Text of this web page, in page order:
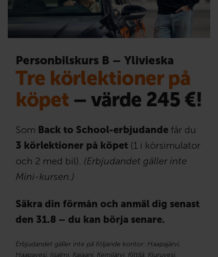
Personbilskurs B – Ylivieska
Tre körlektioner på
köpet – värde 245 €!
Som Back to School-erbjudande får du
3 körlektioner på köpet (1 i körsimulator
och 2 med bil). (Erbjudandet gäller inte
Mini-kursen.)
Säkra din förmån och anmäl dig senast
den 31.8 – du kan börja senare.
Erbjudandet gäller inte på följande kontor: Haapajärvi,
Haapavesi, Iisalmi, Kajaani, Kemijärvi, Kittilä, Kiuruvesi,